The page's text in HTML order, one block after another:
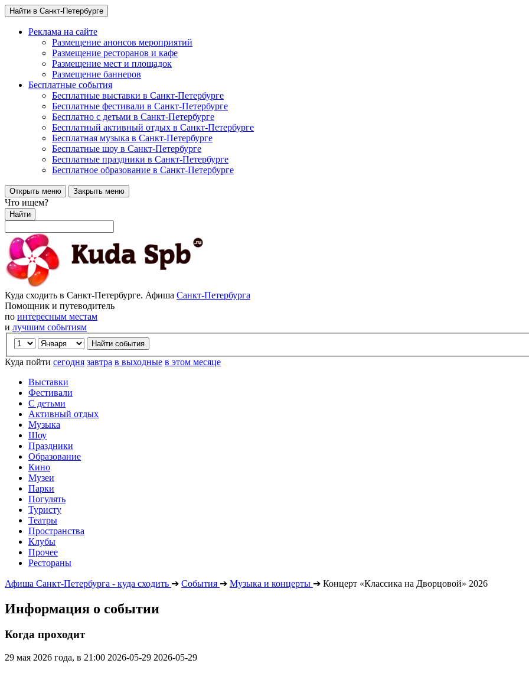
Найти в Санкт-Петербурге
Реклама на сайте
Размещение анонсов мероприятий
Размещение ресторанов и кафе
Размещение мест и площадок
Размещение баннеров
Бесплатные события
Бесплатные выставки в Санкт-Петербурге
Бесплатные фестивали в Санкт-Петербурге
Бесплатно с детьми в Санкт-Петербурге
Бесплатный активный отдых в Санкт-Петербурге
Бесплатная музыка в Санкт-Петербурге
Бесплатные шоу в Санкт-Петербурге
Бесплатные праздники в Санкт-Петербурге
Бесплатное образование в Санкт-Петербурге
Открыть меню Закрыть меню
Что ищем?
Найти
Куда сходить в Санкт-Петербурге. Афиша Санкт-Петербурга
Помощник и путеводитель
по интересным местам
и лучшим событиям
Куда пойти сегодня завтра в выходные в этом месяце
Выставки
Фестивали
С детьми
Активный отдых
Музыка
Шоу
Праздники
Образование
Кино
Музеи
Парки
Погулять
Туристу
Театры
Пространства
Клубы
Прочее
Рестораны
Афиша Санкт-Петербурга - куда сходить ➔ События ➔ Музыка и концерты ➔ Концерт «Классика на Дворцовой» 2026
Информация о событии
Когда проходит
29 мая 2026 года, в 21:00 2026-05-29 2026-05-29